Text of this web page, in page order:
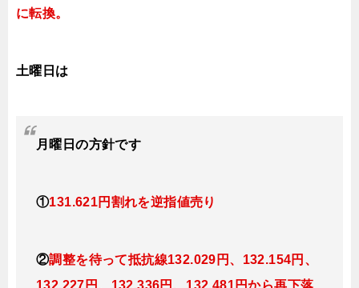
に転換。
土曜日は
月曜日の方針です
①131.621円割れを逆指値売り
②調整を待って抵抗線132.029円、132.154円、